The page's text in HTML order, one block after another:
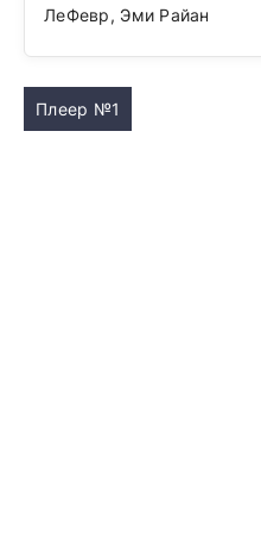
ЛеФевр, Эми Райан
Плеер №1